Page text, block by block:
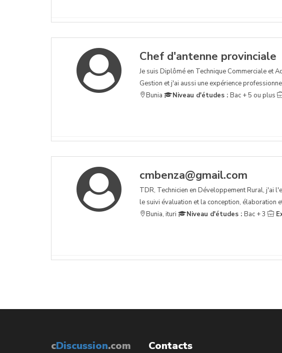
Chef d'antenne provinciale
Je suis Diplômé en Technique Commerciale et
Gestion et j'ai aussi une expérience
Bunia
Niveau d'études : Bac + 5 ou plus
cmbenza@gmail.com
TDR, Technicien en Développement Rural, j'ai
le suivi évaluation et la conception, élaboration
Bunia, ituri
Niveau d'études : Bac + 3
cDiscussion.com Contacts